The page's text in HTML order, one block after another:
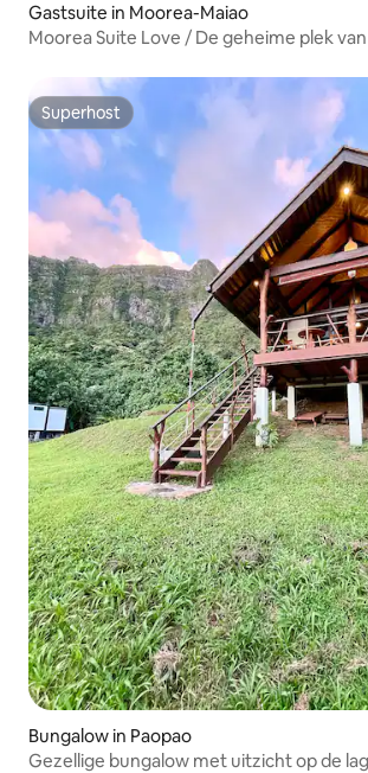
Gastsuite in Moorea-Maiao
Moorea Suite Love / De geheime plek
Superhost
Superhost
Bungalow in Paopao
Gezellige bungalow met uitzicht op de